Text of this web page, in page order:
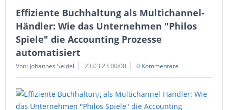
Effiziente Buchhaltung als Multichannel-
Händler: Wie das Unternehmen "Philos
Spiele" die Accounting Prozesse
automatisiert
Von: Johannes Seidel 23.03.23 00:00 0 Kommentare